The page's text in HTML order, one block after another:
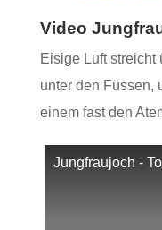
Video
Eisige Luft streicht
unter den Füssen,
einem fast den
Jungfraujoch -